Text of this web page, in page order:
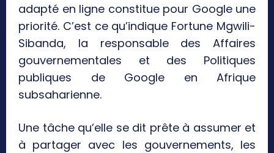
adapté en ligne constitue pour Google une
priorité. C’est ce qu’indique Fortune Mgwili-
Sibanda, la responsable des Affaires
gouvernementales et des Politiques
publiques de Google en Afrique
subsaharienne.
Une tâche qu’elle se dit prête à assumer et
à partager avec les gouvernements, les